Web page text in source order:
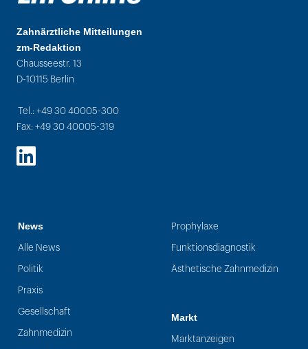
Zahnärztliche Mitteilungen
zm-Redaktion
Chausseestr. 13
D-10115 Berlin
Tel.: +49 30 40005-300
Fax: +49 30 40005-319
LinkedIn
News
Alle News
Politik
Praxis
Gesellschaft
Zahnmedizin
Prophylaxe
Funktionsdiagnostik
Ästhetische Zahnmedizin
Markt
Marktanzeigen